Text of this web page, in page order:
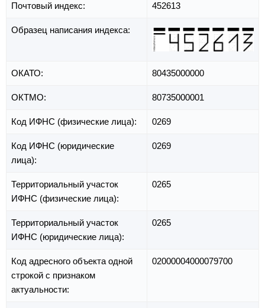
Почтовый индекс: 452613
Образец написания индекса:
ОКАТО: 80435000000
ОКТМО: 80735000001
Код ИФНС (физические лица): 0269
Код ИФНС (юридические
лица):
0269
Территориальный участок
ИФНС (физические лица):
0265
Территориальный участок
ИФНС (юридические лица):
0265
Код адресного объекта одной
строкой с признаком
актуальности:
02000004000079700